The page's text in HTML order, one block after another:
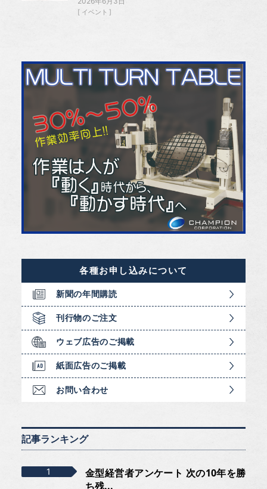
イベント
各種お申し込みについて
新聞の年間購読
刊行物のご注文
ウェブ広告のご掲載
紙面広告のご掲載
お問い合わせ
記事ランキング
金型経営者アンケート 次の10年を勝
ち残...